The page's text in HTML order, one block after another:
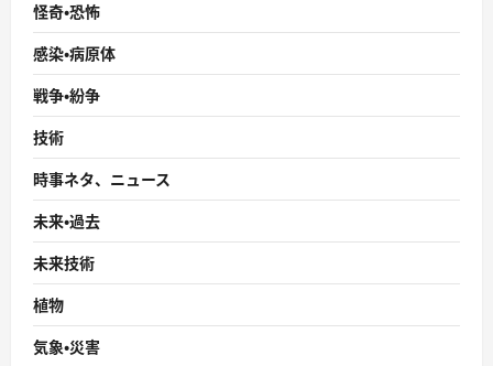
怪奇・恐怖
感染・病原体
戦争・紛争
技術
時事ネタ、ニュース
未来・過去
未来技術
植物
気象・災害